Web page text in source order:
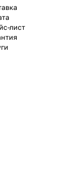
лист